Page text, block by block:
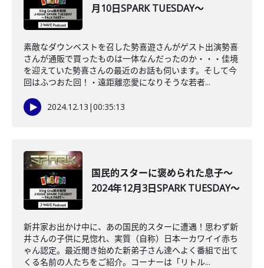
月10日SPARK TUESDAY～
素敵なダウンベストを召した勢喜遊さんがゲスト出演勢喜
さんが通販で買ったものは一体なんだったのか・・・佳境
を迎えていた勢喜さんの最近のお話も伺います。そして今
回はふつおた回！・遠距離恋愛になりそうな若者...
2024.12.13 |00:35:13
国民的スターに褒められた息子～
2024年12月3日SPARK TUESDAY～
新井家お出かけ中に、あの国民的スターに遭遇！思わず新
井さんの子供に見惚れ、実質（自称）日本一カワイイ赤ち
ゃん認定。最近聞き始めた新弟子さん達へよく番組で出て
くる名前の人たちをご紹介。コーナーは「リトル...